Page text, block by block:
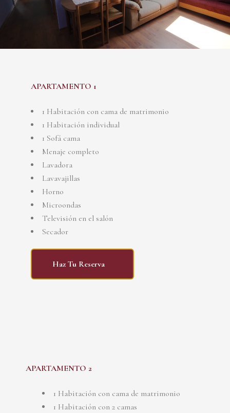
APARTAMENTO 1
1 Habitación con cama de matrimonio
1 Habitación individual
1 Sofá cama
Menaje completo
Lavadora
Lavavajillas
Horno
Microondas
Televisión en el salón
Secador
Haz Tu Reserva
APARTAMENTO 2
1 Habitación con cama de matrimonio
1 Habitación con 2 camas